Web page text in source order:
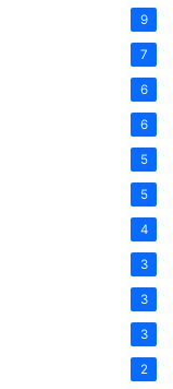
9
7
6
6
5
5
4
3
3
3
2